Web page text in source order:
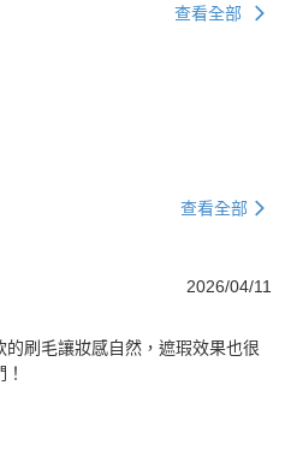
查看全部
查看全部
2026/04/11
刷毛讓妝感自然，遮瑕效果也很